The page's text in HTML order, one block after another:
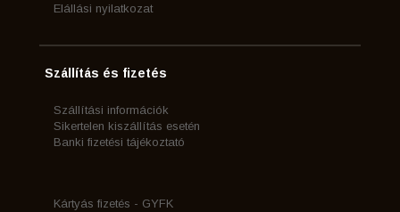
Elállási nyilatkozat
Szállítás és fizetés
Szállítási információk
Sikertelen kiszállítás esetén
Banki fizetési tájékoztató
Kártyás fizetés - GYFK